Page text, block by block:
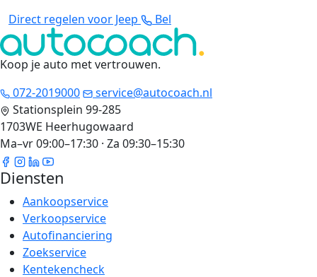
Direct regelen voor Jeep
Bel
Koop je auto met vertrouwen.
072-2019000
service@autocoach.nl
Stationsplein 99-285
1703WE Heerhugowaard
Ma–vr 09:00–17:30 · Za 09:30–15:30
Diensten
Aankoopservice
Verkoopservice
Autofinanciering
Zoekservice
Kentekencheck